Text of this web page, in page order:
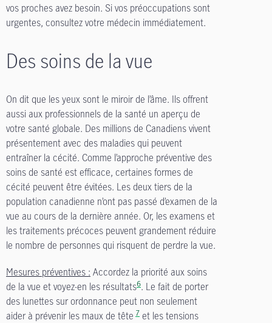
vos proches avez besoin. Si vos préoccupations sont
urgentes, consultez votre médecin immédiatement.
Des soins de la vue
On dit que les yeux sont le miroir de l’âme. Ils offrent
aussi aux professionnels de la santé un aperçu de
votre santé globale. Des millions de Canadiens vivent
présentement avec des maladies qui peuvent
entraîner la cécité. Comme l’approche préventive des
soins de santé est efficace, certaines formes de
cécité peuvent être évitées. Les deux tiers de la
population canadienne n’ont pas passé d’examen de la
vue au cours de la dernière année. Or, les examens et
les traitements précoces peuvent grandement réduire
le nombre de personnes qui risquent de perdre la vue.
Mesures préventives : Accordez la priorité aux soins
de la vue et voyez-en les résultats6. Le fait de porter
des lunettes sur ordonnance peut non seulement
aider à prévenir les maux de tête 7 et les tensions